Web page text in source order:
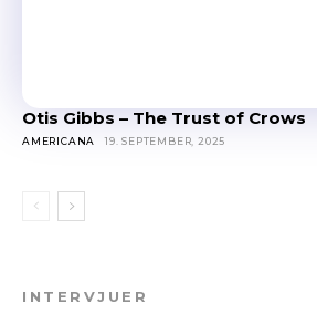
Otis Gibbs – The Trust of Crows
AMERICANA 19. SEPTEMBER, 2025
INTERVJUER